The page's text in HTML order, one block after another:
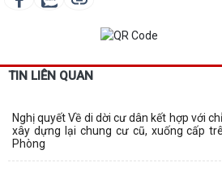
TIN LIÊN QUAN
Nghị quyết Về di dời cư dân kết hợp với
xây dựng lại chung cư cũ, xuống cấp
Phòng